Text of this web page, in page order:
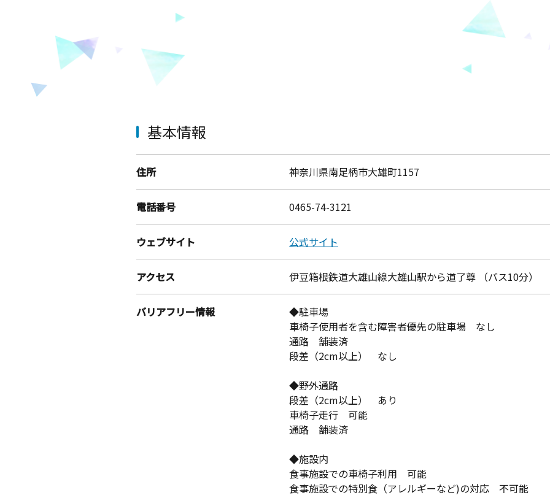
基本情報
住所 神奈川県南足柄市大雄町1157
電話番号 0465-74-3121
ウェブサイト 公式サイト
アクセス 伊豆箱根鉄道大雄山線大雄山駅から道了尊 （バス10分）
バリアフリー情報
◆駐車場
車椅子使用者を含む障害者優先の駐車場 なし
通路 舗装済
段差（2cm以上） なし
◆野外通路
段差（2cm以上） あり
車椅子走行 可能
通路 舗装済
◆施設内
食事施設での車椅子利用 可能
食事施設での特別食（アレルギーなど)の対応 不可能